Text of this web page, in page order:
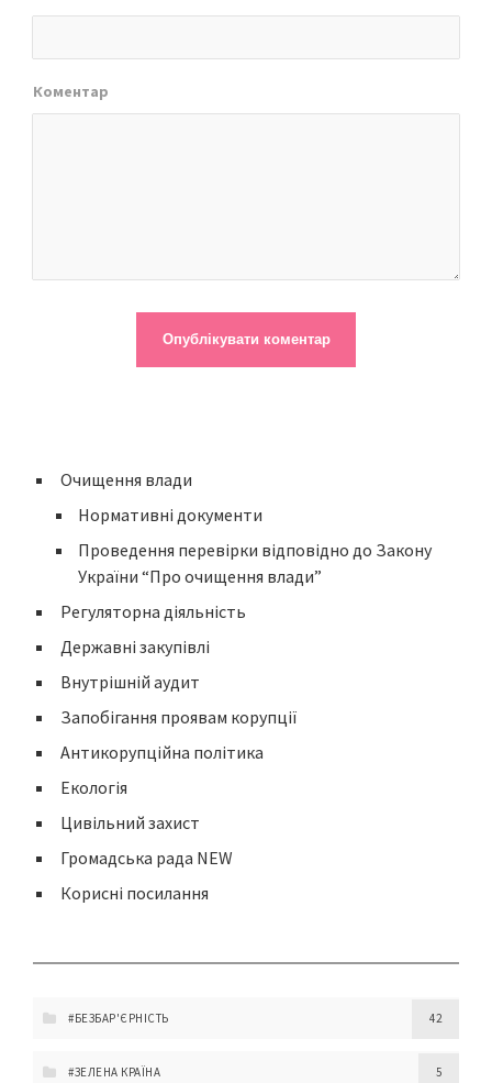
Коментар
Очищення влади
Нормативні документи
Проведення перевірки відповідно до Закону
України “Про очищення влади”
Регуляторна діяльність
Державні закупівлі
Внутрішній аудит
Запобігання проявам корупції
Антикорупційна політика
Екологія
Цивільний захист
Громадська рада NEW
Корисні посилання
#БЕЗБАР'ЄРНІСТЬ 42
#ЗЕЛЕНА КРАЇНА 5